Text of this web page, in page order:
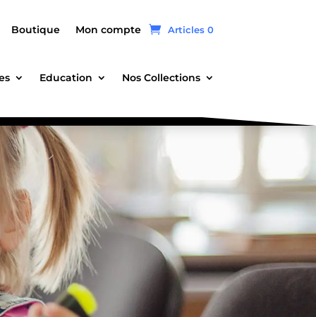
Boutique Mon compte Articles 0
Education Nos Collections